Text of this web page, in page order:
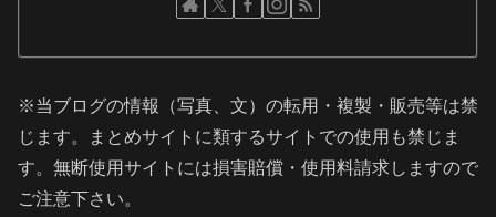
※当ブログの情報（写真、文）の転用・複製・販売等は禁
じます。まとめサイトに類するサイトでの使用も禁じま
す。無断使用サイトには損害賠償・使用料請求しますので
ご注意下さい。